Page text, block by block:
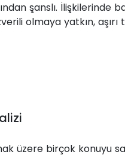
şanslı. İlişkilerinde
olmaya yatkın, aşırı
üzere birçok konuyu